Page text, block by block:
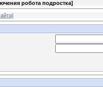
робота подростка]